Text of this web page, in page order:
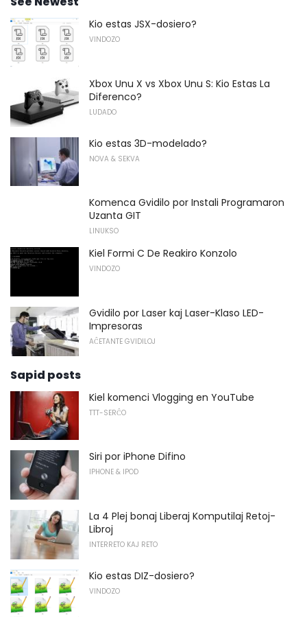
Kio estas JSX-dosiero?
VINDOZO
Xbox Unu X vs Xbox Unu S: Kio Estas La
Diferenco?
LUDADO
Kio estas 3D-modelado?
NOVA & SEKVA
Komenca Gvidilo por Instali Programaron
Uzanta GIT
LINUKSO
Kiel Formi C De Reakiro Konzolo
VINDOZO
Gvidilo por Laser kaj Laser-Klaso LED-
Impresoras
AĈETANTE GVIDILOJ
Sapid posts
Kiel komenci Vlogging en YouTube
TTT-SERĈO
Siri por iPhone Difino
IPHONE & IPOD
La 4 Plej bonaj Liberaj Komputilaj Retoj-
Libroj
INTERRETO KAJ RETO
Kio estas DIZ-dosiero?
VINDOZO